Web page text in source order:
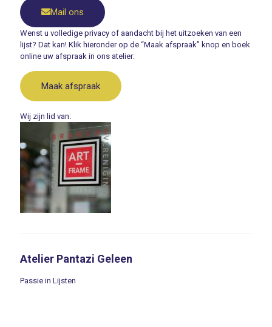
Mail ons
Wenst u volledige privacy of aandacht bij het uitzoeken van een
lijst? Dat kan! Klik hieronder op de “Maak afspraak” knop en boek
online uw afspraak in ons atelier:
Maak afspraak
Wij zijn lid van:
Atelier Pantazi Geleen
Passie in Lijsten